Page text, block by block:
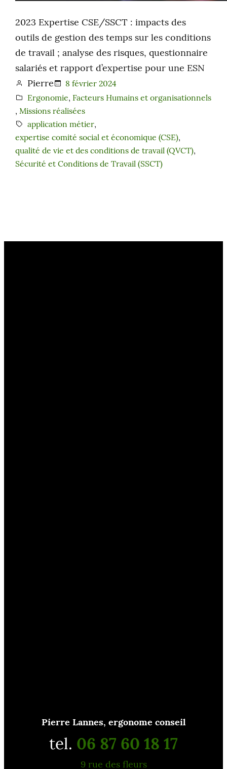
2023 Expertise CSE/SSCT : impacts des
outils de gestion des temps sur les conditions
de travail ; analyse des risques, questionnaire
salariés et rapport d’expertise pour une ESN
Pierre
8 février 2024
Ergonomie, Facteurs Humains et organisationnels
, Missions réalisées
application métier,
expertise comité social et économique (CSE),
qualité de vie et des conditions de travail (QVCT),
Sécurité et Conditions de Travail (SSCT)
Pierre Lannes, ergonome conseil
tel. 06 87 60 18 17
9 rue des fleurs